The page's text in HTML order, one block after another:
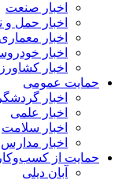
اخبار صنعت
اخبار حمل و
اخبار معماری
اخبار
اخبار
حمایت عمومی
اخبار
اخبار علمی
اخبار سلامت
اخبار مدارس
حمایت از کسب‌وکار
آبان دیلی